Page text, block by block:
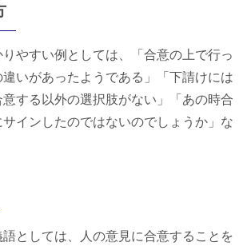
やすい例としては、「合意の上で行っ
いがあったようである」「下請けには
する以外の選択肢がない」「あの時合
インしたのではないのでしょうか」な
としては、人の意見に合意することを